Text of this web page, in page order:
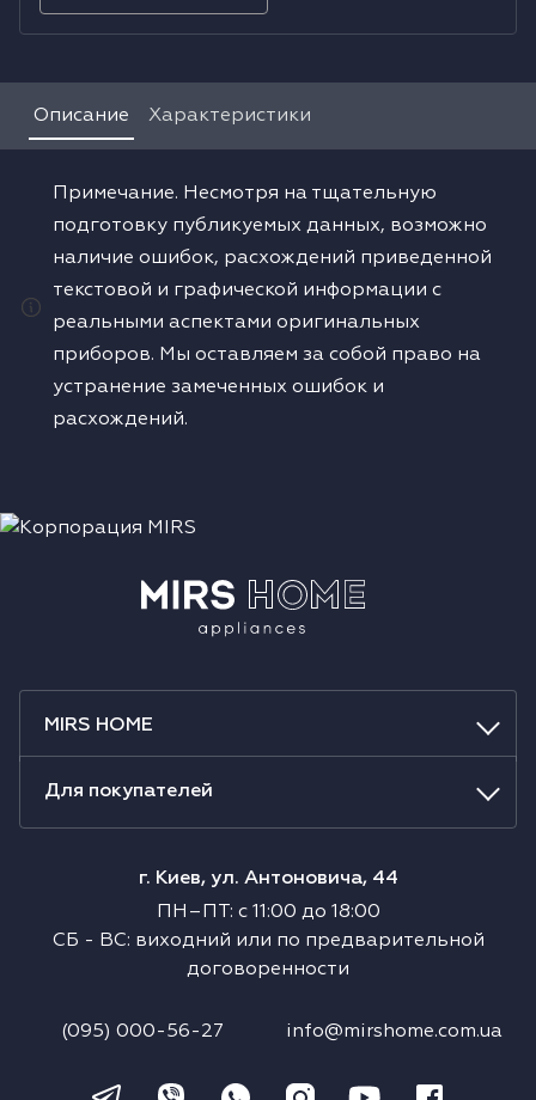
Поверхности со встроенной вытяжкой
Сушильные машины
Описание Характеристики
Примечание. Несмотря на тщательную
подготовку публикуемых данных, возможно
наличие ошибок, расхождений приведенной
текстовой и графической информации с
реальными аспектами оригинальных
приборов. Мы оставляем за собой право на
устранение замеченных ошибок и
расхождений.
MIRS HOME
Для покупателей
г. Киев, ул. Антоновича, 44
ПН–ПТ : с11:00 до 18:00
СБ - ВС: виходний или по предварительной
договоренности
info@mirshome.com.ua
(095) 000-56-27